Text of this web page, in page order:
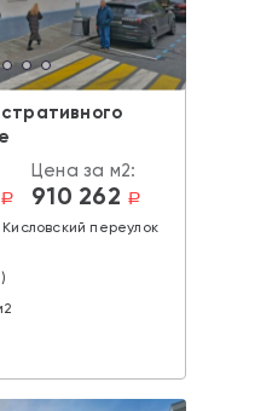
a
Цена за м2:
910 262 a
переулок